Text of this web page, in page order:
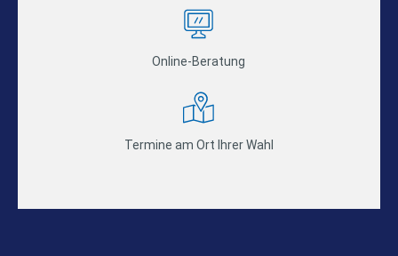
Online-Beratung
Termine am Ort Ihrer Wahl